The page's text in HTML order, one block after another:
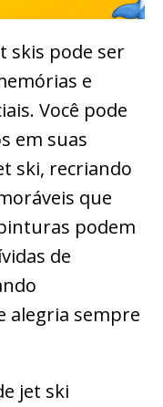
skis pode ser
e
Você pode
em suas
ski, recriando
que
podem
de
alegria sempre
jet ski